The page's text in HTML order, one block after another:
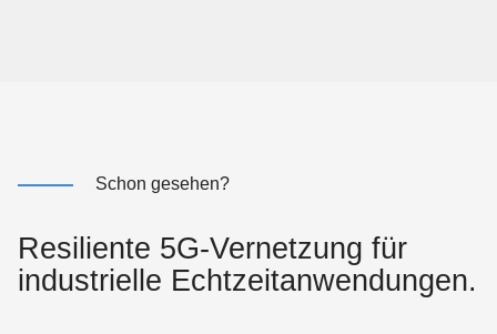
Schon gesehen?
Resiliente 5G-Vernetzung für
industrielle Echtzeitanwendungen.